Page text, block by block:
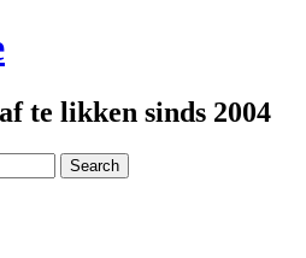
te likken sinds 2004